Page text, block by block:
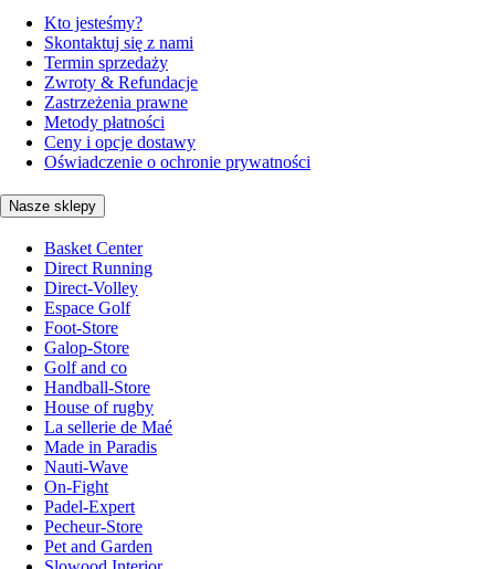
Kto jesteśmy?
Skontaktuj się z nami
Termin sprzedaży
Zwroty & Refundacje
Zastrzeżenia prawne
Metody płatności
Ceny i opcje dostawy
Oświadczenie o ochronie prywatności
Nasze sklepy
Basket Center
Direct Running
Direct-Volley
Espace Golf
Foot-Store
Galop-Store
Golf and co
Handball-Store
House of rugby
La sellerie de Maé
Made in Paradis
Nauti-Wave
On-Fight
Padel-Expert
Pecheur-Store
Pet and Garden